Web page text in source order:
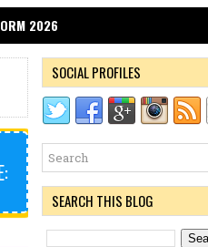
2026
SOCIAL PROFILES
SEARCH THIS BLOG